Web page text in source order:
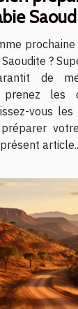
?
de
les
vous les